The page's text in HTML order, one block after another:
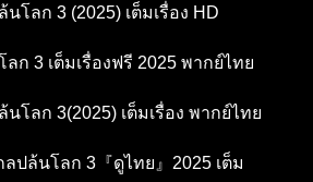
โลก 3 (2025) เต็มเรื่อง HD
ก 3 เต็มเรื่องฟรี 2025 พากย์ไทย
โลก 3(2025) เต็มเรื่อง พากย์ไทย
ปล้นโลก 3『ดูไทย』2025 เต็ม